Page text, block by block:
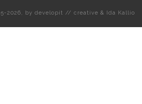
2026, by developit // creative & Ida Kallio